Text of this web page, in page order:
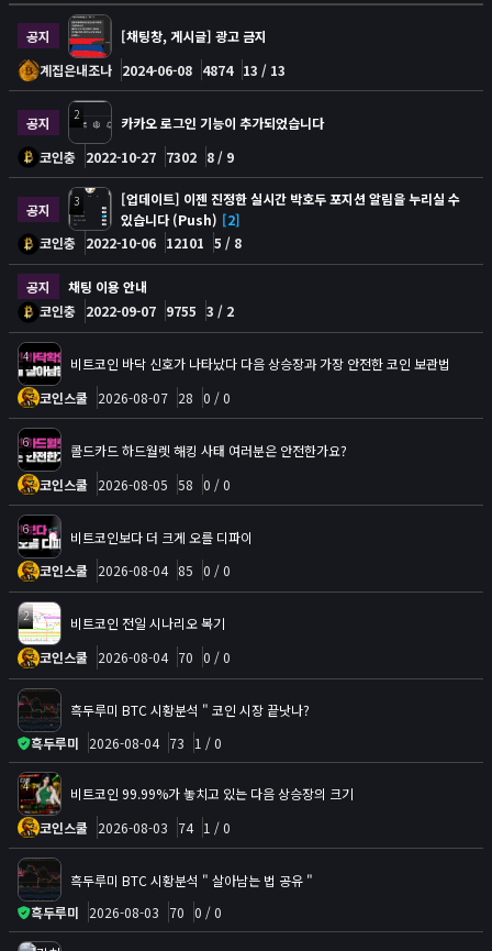
공지
[채팅창, 게시글] 광고 금지
계집은내조나 2024-06-08 4874 13 / 13
공지 2
카카오 로그인 기능이 추가되었습니다
코인충 2022-10-27 7302 8 / 9
공지 3
[업데이트] 이젠 진정한 실시간 박호두 포지션 알림을 누리실 수
있습니다 (Push) [2]
코인충 2022-10-06 12101 5 / 8
공지
채팅 이용 안내
코인충 2022-09-07 9755 3 / 2
4
비트코인 바닥 신호가 나타났다 다음 상승장과 가장 안전한 코인 보관법
코인스쿨 2026-08-07 28 0 / 0
6
콜드카드 하드월렛 해킹 사태 여러분은 안전한가요?
코인스쿨 2026-08-05 58 0 / 0
6
비트코인보다 더 크게 오를 디파이
코인스쿨 2026-08-04 85 0 / 0
2
비트코인 전일 시나리오 복기
코인스쿨 2026-08-04 70 0 / 0
흑두루미 BTC 시황분석 " 코인 시장 끝낫나?
흑두루미
2026-08-04 73 1 / 0
4
비트코인 99.99%가 놓치고 있는 다음 상승장의 크기
코인스쿨 2026-08-03 74 1 / 0
흑두루미 BTC 시황분석 " 살아남는 법 공유 "
흑두루미
2026-08-03 70 0 / 0